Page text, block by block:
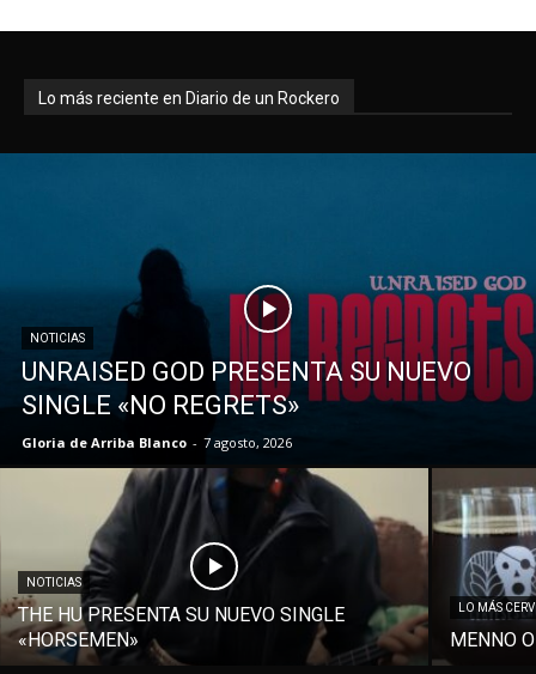
Lo más reciente en Diario de un Rockero
NOTICIAS
UNRAISED GOD PRESENTA SU NUEVO
SINGLE «NO REGRETS»
Gloria de Arriba Blanco - 7 agosto, 2026
NOTICIAS
THE HU PRESENTA SU NUEVO SINGLE
«HORSEMEN»
LO MÁS
MENNO